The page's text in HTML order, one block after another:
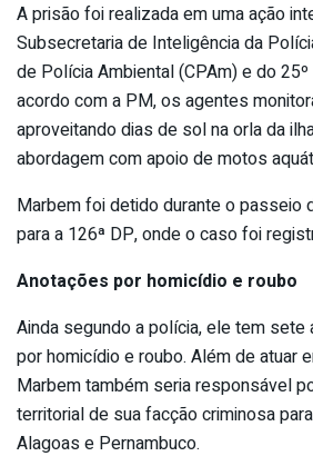
A prisão foi realizada em uma ação
Subsecretaria de Inteligência da
de Polícia Ambiental (CPAm) e do
acordo com a PM, os agentes
aproveitando dias de sol na orla da
abordagem com apoio de motos
Marbem foi detido durante o passeio
para a 126ª DP, onde o caso foi
Anotações por homicídio e roubo
Ainda segundo a polícia, ele tem sete
por homicídio e roubo. Além de atuar
Marbem também seria responsável
territorial de sua facção criminosa
Alagoas e Pernambuco.